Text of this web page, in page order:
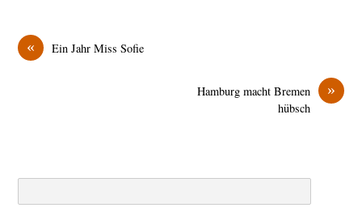
« Ein Jahr Miss Sofie
»
Hamburg macht Bremen
hübsch